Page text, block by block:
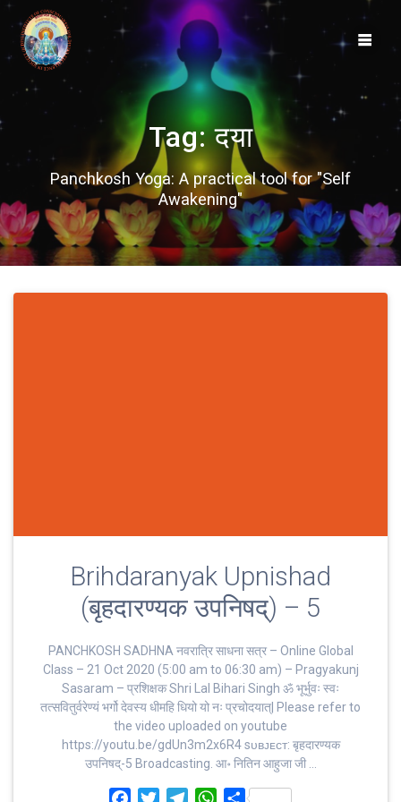
Skip
to
content
Tag:दया
Panchkosh Yoga: A practical tool for "Self
Awakening"
Brihdaranyak Upnishad
(बृहदारण्यक उपनिषद्) – 5
PANCHKOSH SADHNA नवरात्रि साधना सत्र – Online Global
Class – 21 Oct 2020 (5:00 am to 06:30 am) – Pragyakunj
Sasaram – प्रशिक्षक Shri Lal Bihari Singh ॐ भूर्भुवः स्‍वः
तत्‍सवितुर्वरेण्‍यं भर्गो देवस्य धीमहि धियो यो नः प्रचोदयात्‌| Please refer to
the video uploaded on youtube
https://youtu.be/gdUn3m2x6R4 sᴜʙᴊᴇᴄᴛ: बृहदारण्यक
उपनिषद्-5 Broadcasting. आ॰ नितिन आहुजा जी …
W
S